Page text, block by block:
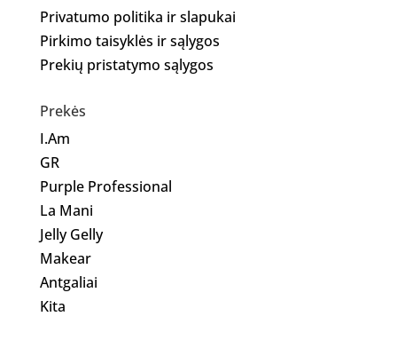
Privatumo politika ir slapukai
Pirkimo taisyklės ir sąlygos
Prekių pristatymo sąlygos
Prekės
I.Am
GR
Purple Professional
La Mani
Jelly Gelly
Makear
Antgaliai
Kita